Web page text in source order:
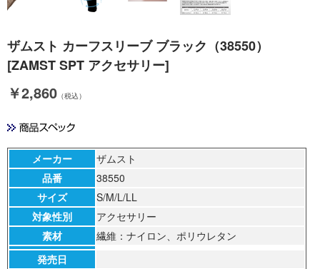
ザムスト カーフスリーブ ブラック（38550）
[ZAMST SPT アクセサリー]
￥2,860 （税込）
メーカー
ザムスト
品番
38550
サイズ
S/M/L/LL
対象性別
アクセサリー
素材
繊維：ナイロン、ポリウレタン
発売日